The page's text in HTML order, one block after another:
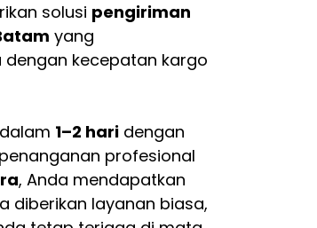
solusi pengiriman
yang
kecepatan kargo
1–2 hari dengan
profesional
, Anda mendapatkan
diberikan layanan biasa,